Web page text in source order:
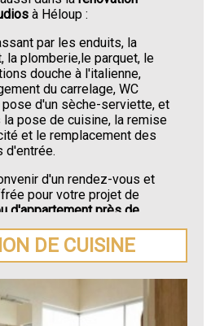
à Héloup :
par les enduits, la
la plomberie,le parquet, le
douche à l'italienne,
du carrelage, WC
d'un sèche-serviette, et
pose de cuisine, la remise
et le remplacement des
d'entrée.
d'un rendez-vous et
pour votre projet de
d'appartement près de
DE CUISINE